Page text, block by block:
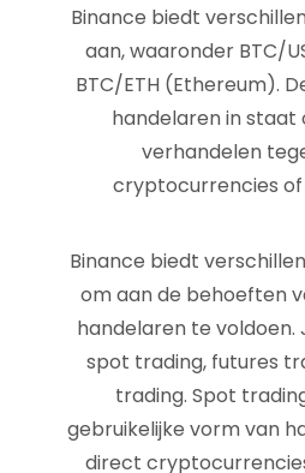
Binance biedt
aan, waaronder BTC/
BTC/ETH (Ethereum).
handelaren in staat
verhandelen
cryptocurrencies of
Binance biedt
om aan de behoeften
handelaren te voldoen.
spot trading, futures
trading. Spot
gebruikelijke vorm van
direct